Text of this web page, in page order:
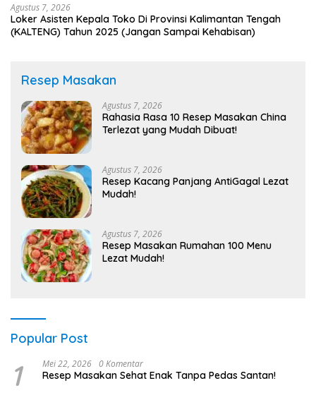
Agustus 7, 2026
Loker Asisten Kepala Toko Di Provinsi Kalimantan Tengah
(KALTENG) Tahun 2025 (Jangan Sampai Kehabisan)
Resep Masakan
Agustus 7, 2026
Rahasia Rasa 10 Resep Masakan China
Terlezat yang Mudah Dibuat!
Agustus 7, 2026
Resep Kacang Panjang AntiGagal Lezat
Mudah!
Agustus 7, 2026
Resep Masakan Rumahan 100 Menu
Lezat Mudah!
Popular Post
1 Mei 22, 2026 0 Komentar
Resep Masakan Sehat Enak Tanpa Pedas Santan!